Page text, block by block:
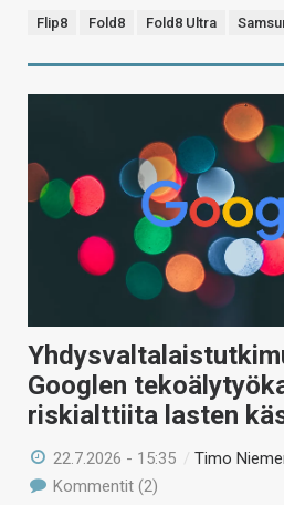
Flip8 Fold8 Fold8 Ultra
Googlen
riskialttiita lasten
22.7.2026 - 15:35 /Timo
Kommentit (2)